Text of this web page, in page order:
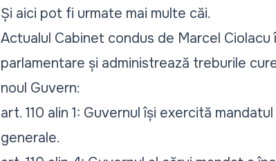
Și aici pot fi urmate mai multe căi.
Actualul Cabinet condus de Marcel
parlamentare și administrează treburile
noul Guvern:
art. 110 alin 1: Guvernul își exercită
generale.